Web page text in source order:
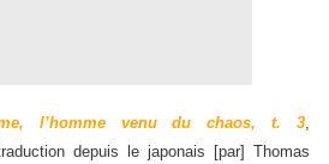
l’homme venu du chaos, t. 3,
depuis le japonais [par] Thomas